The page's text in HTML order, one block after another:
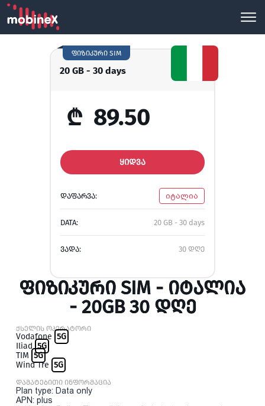
20 GB - 30 days
ფიზიკური SIM
₾ 89.50
ᲧᲘᲓᲕᲐ
ᲓᲐᲤᲐᲠᲕᲐ: იტალია
DATA: 20 GB - 30 days
ᲕᲐᲓᲐ: 30 დღე
ᲤᲘᲖᲘᲙᲣᲠᲘ SIM - ᲘᲢᲐᲚᲘᲐ
- 20GB 30 ᲓᲦᲔ
ქსელის ოპერატორი
Vodafone 5G
Iliad 5G
TIM 5G
Wind Tre 5G
დამატებითი ინფორმაცია
Plan type: Data only
APN: plus